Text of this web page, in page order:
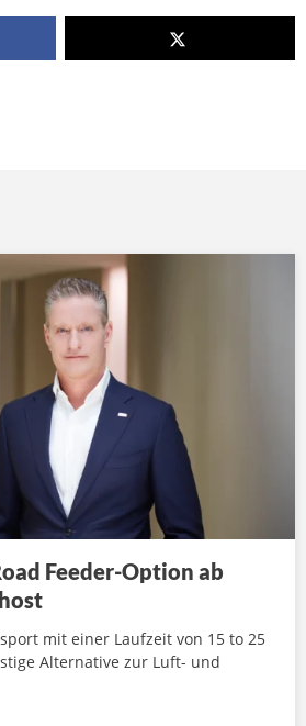
Feeder-Option ab
mit einer Laufzeit von 15 to 25
Alternative zur Luft- und